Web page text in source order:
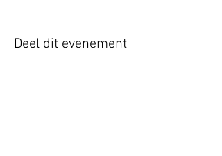
Deel dit evenement